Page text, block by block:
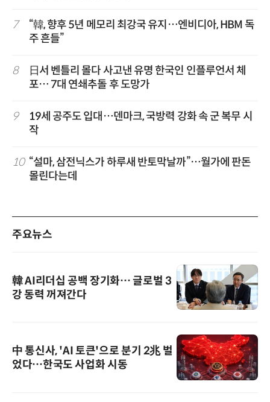
7
“韓, 향후 5년 메모리 최강국 유지…엔비디아, HBM 독
주 흔들”
8
日서 벤틀리 몰다 사고낸 유명 한국인 인플루언서 체
포… 7대 연쇄추돌 후 도망가
9
19세 공주도 입대…덴마크, 국방력 강화 속 군 복무 시
작
10 “설마, 삼전닉스가 하루새 반토막날까”…월가에 판돈
몰린다는데
주요뉴스
韓 AI리더십 공백 장기화… 글로벌 3
강 동력 꺼져간다
中 통신사, 'AI 토큰'으로 분기 2兆 벌
었다…한국도 사업화 시동